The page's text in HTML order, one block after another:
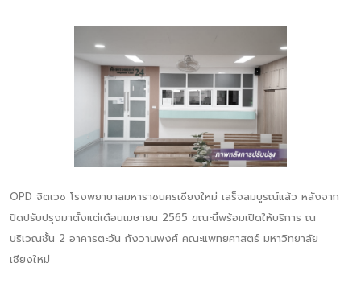
OPD จิตเวช โรงพยาบาลมหาราชนครเชียงใหม่ เสร็จสมบูรณ์แล้ว หลังจาก
ปิดปรับปรุงมาตั้งแต่เดือนเมษายน 2565 ขณะนี้พร้อมเปิดให้บริการ ณ
บริเวณชั้น 2 อาคารตะวัน กังวานพงศ์ คณะแพทยศาสตร์ มหาวิทยาลัย
เชียงใหม่